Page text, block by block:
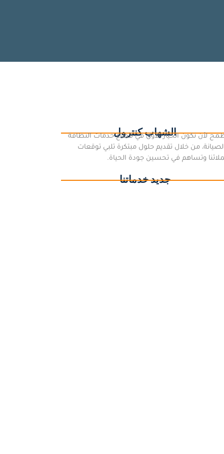
الشهاب كنترول
لأن نكون الخيار الأول في قطاع خدمات النظافة
من خلال تقديم حلول مبتكرة تلبي توقعات
وتساهم في تحسين جودة الحياة.
جديد خدماتنا